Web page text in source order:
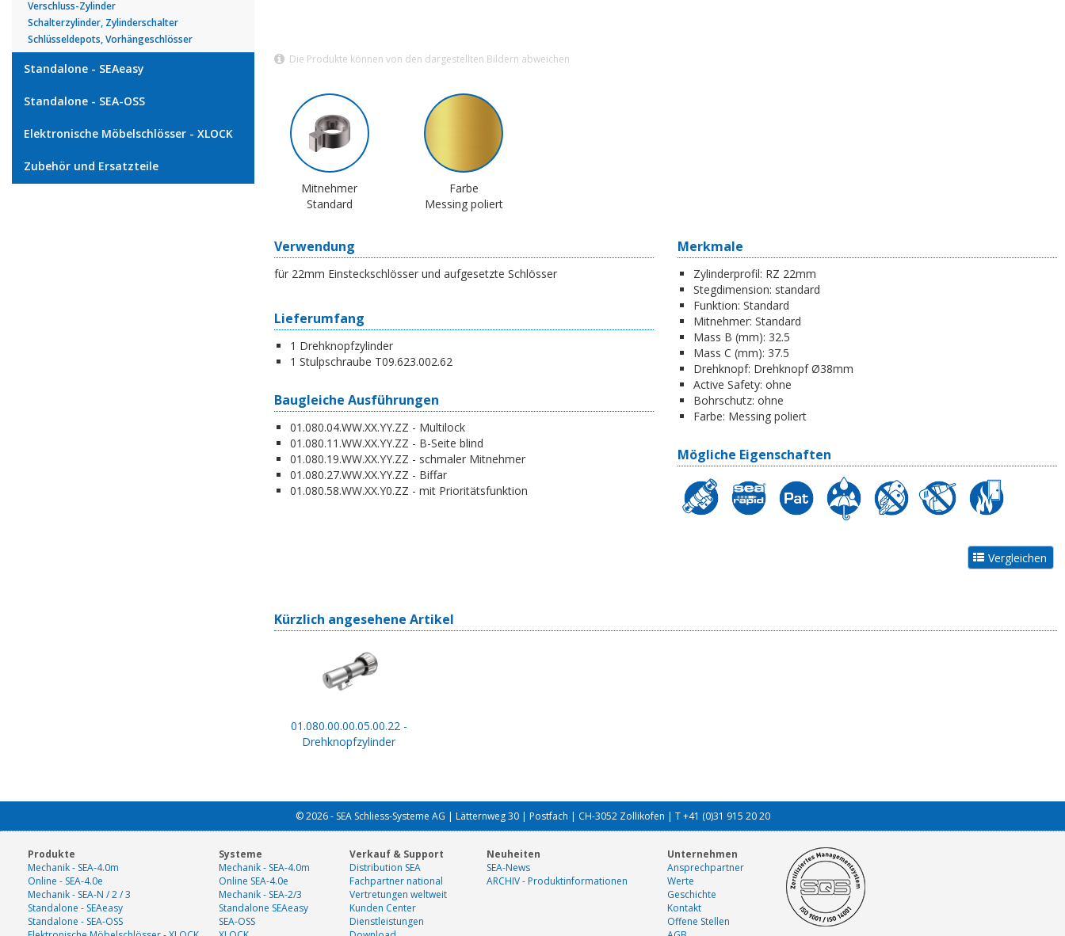
Verschluss-Zylinder
Schalterzylinder, Zylinderschalter
Schlüsseldepots, Vorhängeschlösser
Standalone - SEAeasy
Standalone - SEA-OSS
Elektronische Möbelschlösser - XLOCK
Zubehör und Ersatzteile
Die Produkte können von den dargestellten Bildern abweichen
Mitnehmer
Standard
Farbe
Messing poliert
Verwendung
für 22mm Einsteckschlösser und aufgesetzte Schlösser
Lieferumfang
1 Drehknopfzylinder
1 Stulpschraube T09.623.002.62
Baugleiche Ausführungen
01.080.04.WW.XX.YY.ZZ - Multilock
01.080.11.WW.XX.YY.ZZ - B-Seite blind
01.080.19.WW.XX.YY.ZZ - schmaler Mitnehmer
01.080.27.WW.XX.YY.ZZ - Biffar
01.080.58.WW.XX.Y0.ZZ - mit Prioritätsfunktion
Merkmale
Zylinderprofil: RZ 22mm
Stegdimension: standard
Funktion: Standard
Mitnehmer: Standard
Mass B (mm): 32.5
Mass C (mm): 37.5
Drehknopf: Drehknopf Ø38mm
Active Safety: ohne
Bohrschutz: ohne
Farbe: Messing poliert
Mögliche Eigenschaften
Kürzlich angesehene Artikel
01.080.00.00.05.00.22 -
Drehknopfzylinder
© 2026 - SEA Schliess-Systeme AG | Lätternweg 30 | Postfach | CH-3052 Zollikofen | T +41 (0)31 915 20 20
Produkte
Mechanik - SEA-4.0m
Online - SEA-4.0e
Mechanik - SEA-N / 2 / 3
Standalone - SEAeasy
Standalone - SEA-OSS
Systeme
Mechanik - SEA-4.0m
Online SEA-4.0e
Mechanik - SEA-2/3
Standalone SEAeasy
SEA-OSS
Verkauf & Support
Distribution SEA
Fachpartner national
Vertretungen weltweit
Kunden Center
Dienstleistungen
Neuheiten
SEA-News
ARCHIV - Produktinformationen
Unternehmen
Ansprechpartner
Werte
Geschichte
Kontakt
Offene Stellen